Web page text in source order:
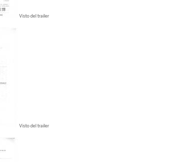
Visto del trailer
Visto del trailer